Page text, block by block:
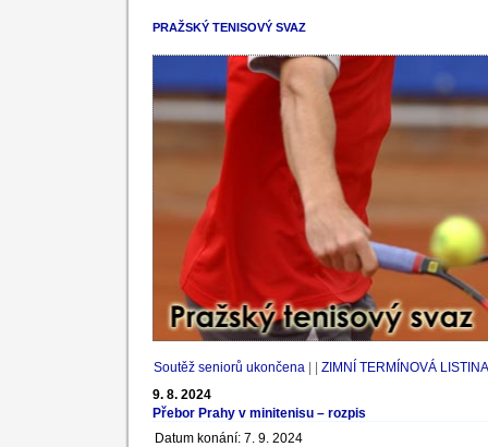
PRAŽSKÝ TENISOVÝ SVAZ
Soutěž seniorů ukončena
ZIMNÍ TERMÍNOVÁ
9. 8. 2024
Přebor Prahy v minitenisu – rozpis
Datum konání: 7. 9. 2024